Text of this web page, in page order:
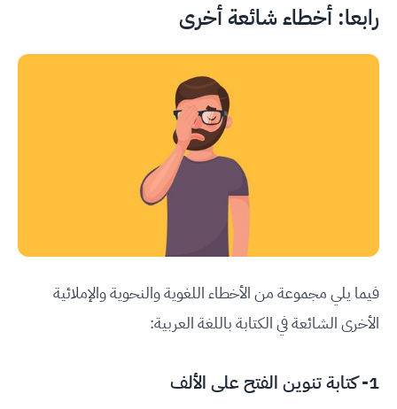
رابعا: أخطاء شائعة أخرى
فيما يلي مجموعة من الأخطاء اللغوية والنحوية والإملائية
الأخرى الشائعة في الكتابة باللغة العربية:
1- كتابة تنوين الفتح على الألف